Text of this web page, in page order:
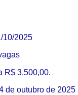
10/2025
R$ 3.500,00.
de outubro de